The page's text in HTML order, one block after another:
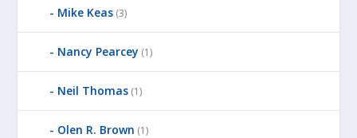
Mike Keas (3)
Nancy Pearcey (1)
Neil Thomas (1)
Olen R. Brown (1)